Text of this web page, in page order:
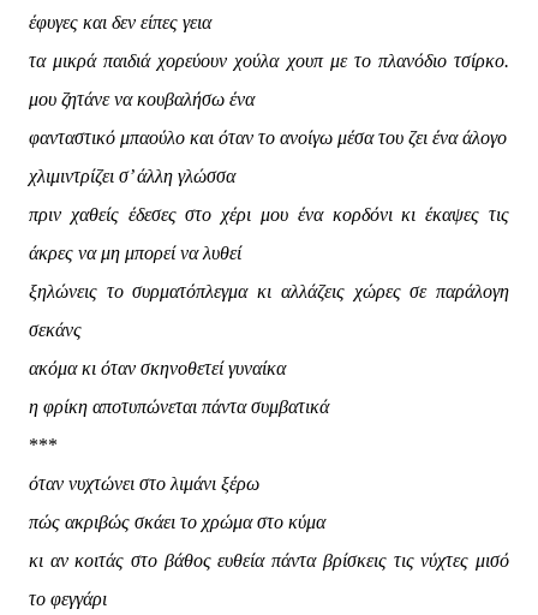
έφυγες και δεν είπες γεια
τα μικρά παιδιά χορεύουν χούλα χουπ με το πλανόδιο τσίρκο.
μου ζητάνε να κουβαλήσω ένα
φανταστικό μπαούλο και όταν το ανοίγω μέσα του ζει ένα άλογο
χλιμιντρίζει σ’ άλλη γλώσσα
πριν χαθείς έδεσες στο χέρι μου ένα κορδόνι κι έκαψες τις
άκρες να μη μπορεί να λυθεί
ξηλώνεις το συρματόπλεγμα κι αλλάζεις χώρες σε παράλογη
σεκάνς
ακόμα κι όταν σκηνοθετεί γυναίκα
η φρίκη αποτυπώνεται πάντα συμβατικά
***
όταν νυχτώνει στο λιμάνι ξέρω
πώς ακριβώς σκάει το χρώμα στο κύμα
κι αν κοιτάς στο βάθος ευθεία πάντα βρίσκεις τις νύχτες μισό
το φεγγάρι